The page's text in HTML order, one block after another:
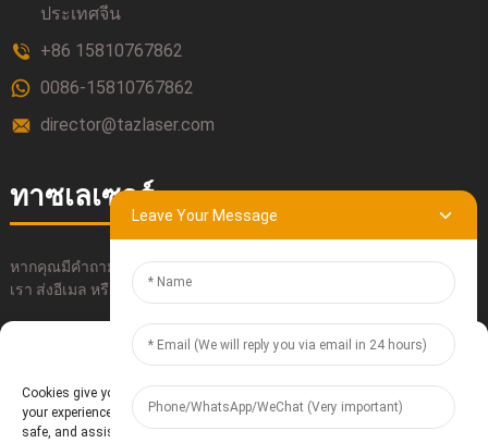
ประเทศจีน
+86 15810767862
0086-15810767862
director@tazlaser.com
ทาซเลเซอร์
หากคุณมีคำถามใดๆ เกี่ยวกับผลิตภัณฑ์ของเรา โปรดใช้ข้อมูลติดต่อของ
เรา ส่งอีเมล หรือโทรหาเราโดยตรง
Leave Your Message
Manage Cookie Consent
Cookies give you a personalized experience. Cookie files help us to enhance
your experience using our website, simplify navigation, keep our website
safe, and assist in our marketing efforts. By clicking "Accept", you agree to